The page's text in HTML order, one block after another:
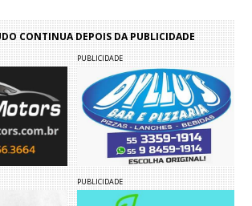
CONTINUA DEPOIS DA PUBLICIDADE
PUBLICIDADE
PUBLICIDADE